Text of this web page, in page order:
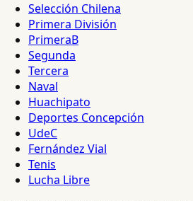
Selección Chilena
Primera División
PrimeraB
Segunda
Tercera
Naval
Huachipato
Deportes Concepción
UdeC
Fernández Vial
Tenis
Lucha Libre